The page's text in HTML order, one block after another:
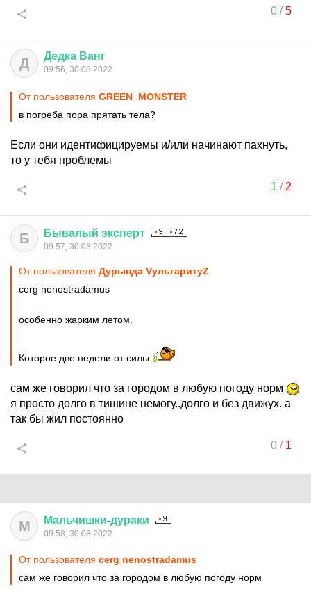
0/5
Д Дедка Ванг
09:56, 30.08.2022
От пользователя GREEN_MONSTER
в погреба пора прятать тела?
Если они идентифицируемы и/или начинают пахнуть,
то у тебя проблемы
1 / 2
Б Бывалый эксперт
09:57, 30.08.2022
От пользователя Дурында VульгаритуZ
cerg nenostradamus
особенно жарким летом.
Которое две недели от силы
сам же говорил что за городом в любую погоду норм
я просто долго в тишине немогу..долго и без движух. а
так бы жил постоянно
0/ 1
М Мальчишки-дураки
09:58, 30.08.2022
От пользователя cerg nenostradamus
сам же говорил что за городом в любую погоду норм